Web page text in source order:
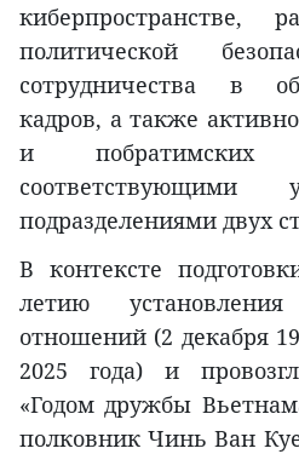
киберпространстве,
политической
сотрудничества в
кадров, а также
и побратимских
соответствующими
подразделениями двух
В контексте
летию установления
отношений (2 декабря
2025 года) и
«Годом дружбы
полковник Чинь Ван